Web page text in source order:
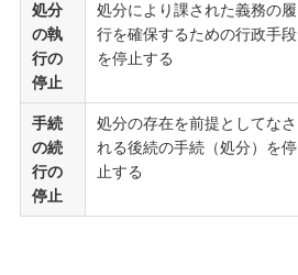
処分
の執
行の
停止
処分により課された義務の履
行を確保するための行政手段
を停止する
手続
の続
行の
停止
処分の存在を前提としてなさ
れる後続の手続（処分）を停
止する